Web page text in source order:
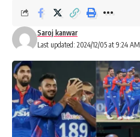
Last updated: 2024/12/05 at 9:24 AM
Saroj kanwar